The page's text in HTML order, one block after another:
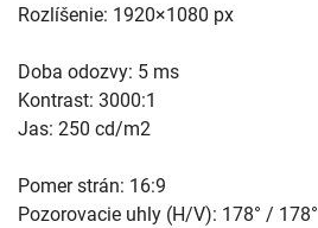
Rozlíšenie: 1920×1080 px
Doba odozvy: 5 ms
Kontrast: 3000:1
Jas: 250 cd/m2
Pomer strán: 16:9
Pozorovacie uhly (H/V): 178° / 178°